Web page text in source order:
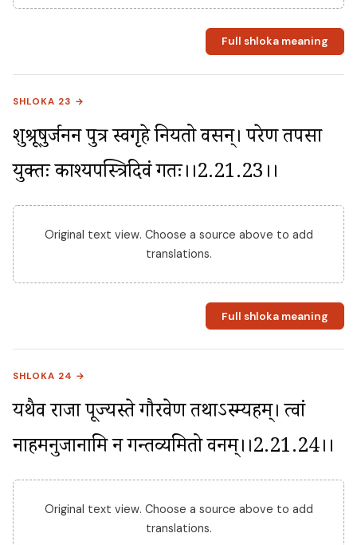
Full shloka meaning
SHLOKA 23 →
शुश्रूषुर्जननीं पुत्र स्वगृहे नियतो वसन्। परेण तपसा
युक्तः काश्यपस्त्रिदिवं गतः।।2.21.23।।
Original text view. Choose a source above to add
translations.
Full shloka meaning
SHLOKA 24 →
यथैव राजा पूज्यस्ते गौरवेण तथाऽस्म्यहम्। त्वां
नाहमनुजानामि न गन्तव्यमितो वनम्।।2.21.24।।
Original text view. Choose a source above to add
translations.